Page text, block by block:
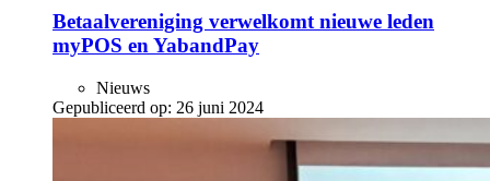
Betaalvereniging verwelkomt nieuwe leden
myPOS en YabandPay
Nieuws
Gepubliceerd op: 26 juni 2024